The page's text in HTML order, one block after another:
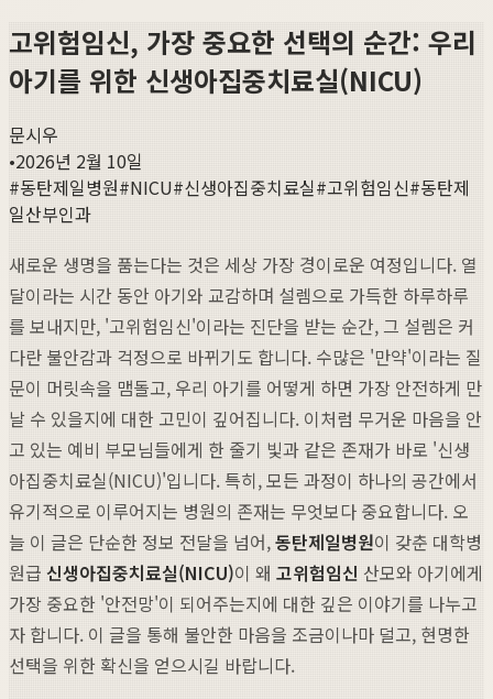
고위험임신, 가장 중요한 선택의 순간: 우리
아기를 위한 신생아집중치료실(NICU)
문시우
•2026년 2월 10일
#동탄제일병원#NICU#신생아집중치료실#고위험임신#동탄제
일산부인과
새로운 생명을 품는다는 것은 세상 가장 경이로운 여정입니다. 열
달이라는 시간 동안 아기와 교감하며 설렘으로 가득한 하루하루
를 보내지만, '고위험임신'이라는 진단을 받는 순간, 그 설렘은 커
다란 불안감과 걱정으로 바뀌기도 합니다. 수많은 '만약'이라는 질
문이 머릿속을 맴돌고, 우리 아기를 어떻게 하면 가장 안전하게 만
날 수 있을지에 대한 고민이 깊어집니다. 이처럼 무거운 마음을 안
고 있는 예비 부모님들에게 한 줄기 빛과 같은 존재가 바로 '신생
아집중치료실(NICU)'입니다. 특히, 모든 과정이 하나의 공간에서
유기적으로 이루어지는 병원의 존재는 무엇보다 중요합니다. 오
늘 이 글은 단순한 정보 전달을 넘어,동탄제일병원이 갖춘 대학병
원급 신생아집중치료실(NICU)이 왜 고위험임신 산모와 아기에게
가장 중요한 '안전망'이 되어주는지에 대한 깊은 이야기를 나누고
자 합니다. 이 글을 통해 불안한 마음을 조금이나마 덜고, 현명한
선택을 위한 확신을 얻으시길 바랍니다.